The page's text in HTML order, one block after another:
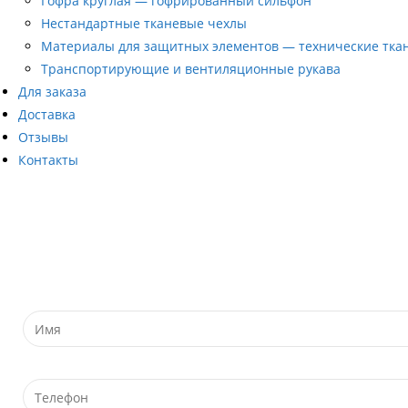
Нестандартные тканевые чехлы
Материалы для защитных элементов — технические
Транспортирующие и вентиляционные рукава
Для заказа
Доставка
Отзывы
Контакты